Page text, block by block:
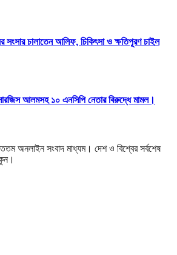
সংসার চালাতেন আলিফ, চিকিৎসা ও ক্ষতিপূরণ চাইল
সারজিস আলমসহ ১০ এনসিপি নেতার বিরুদ্ধে মামল।
অনলাইন সংবাদ মাধ্যম। দেশ ও বিশ্বের সর্বশেষ